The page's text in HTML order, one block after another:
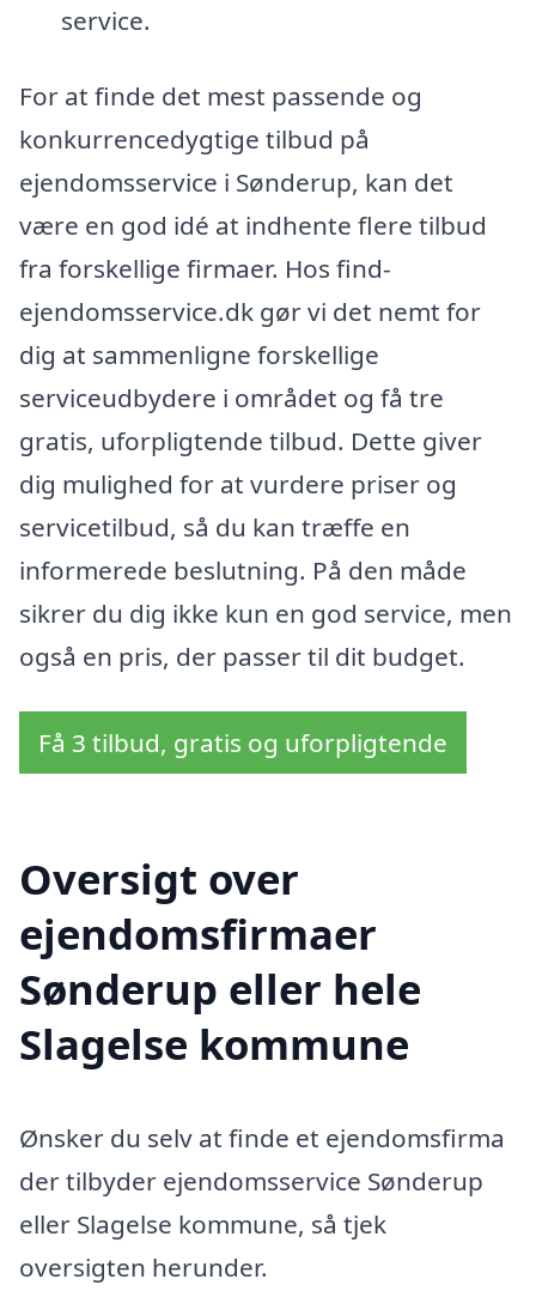
service.
For at finde det mest passende og
konkurrencedygtige tilbud på
ejendomsservice i Sønderup, kan det
være en god idé at indhente flere tilbud
fra forskellige firmaer. Hos find-
ejendomsservice.dk gør vi det nemt for
dig at sammenligne forskellige
serviceudbydere i området og få tre
gratis, uforpligtende tilbud. Dette giver
dig mulighed for at vurdere priser og
servicetilbud, så du kan træffe en
informerede beslutning. På den måde
sikrer du dig ikke kun en god service, men
også en pris, der passer til dit budget.
Få 3 tilbud, gratis og uforpligtende
Oversigt over
ejendomsfirmaer
Sønderup eller hele
Slagelse kommune
Ønsker du selv at finde et ejendomsfirma
der tilbyder ejendomsservice Sønderup
eller Slagelse kommune, så tjek
oversigten herunder.